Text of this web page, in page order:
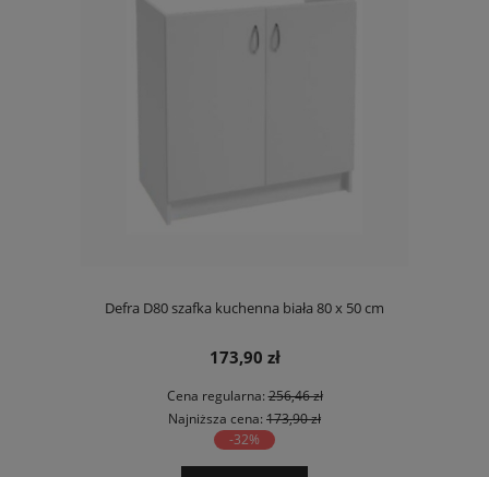
Defra D80 szafka kuchenna biała 80 x 50 cm
173,90 zł
Cena regularna:256,46 zł
Najniższa cena: 173,90 zł
-32%